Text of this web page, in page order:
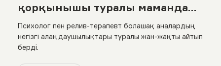
қорқынышы туралы мамандар
не дейді
Психолог пен релив-терапевт болашақ аналардың
негізгі алаңдаушылықтары туралы жан-жақты айтып
берді.